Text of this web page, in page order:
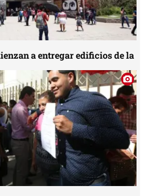
a entregar edificios de la